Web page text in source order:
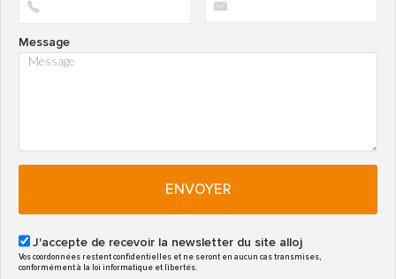
Message
ENVOYER
J'accepte de recevoir la newsletter du site alloj
Vos coordonnées restent confidentielles et ne seront en aucun cas transmises,
conformément à la loi informatique et libertés.